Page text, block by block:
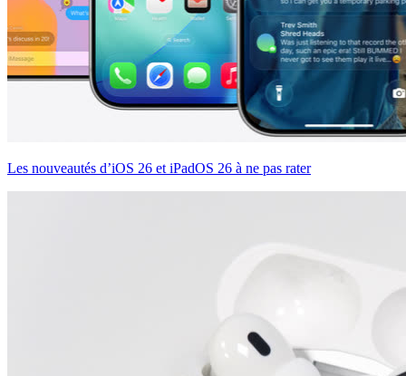
Les nouveautés d’iOS 26 et iPadOS 26 à ne pas rater